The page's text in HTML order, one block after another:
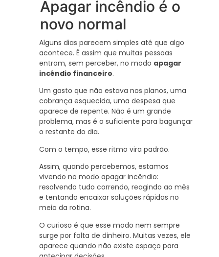
Apagar incêndio é o
novo normal
Alguns dias parecem simples até que algo
acontece. É assim que muitas pessoas
entram, sem perceber, no modo apagar
incêndio financeiro.
Um gasto que não estava nos planos, uma
cobrança esquecida, uma despesa que
aparece de repente. Não é um grande
problema, mas é o suficiente para bagunçar
o restante do dia.
Com o tempo, esse ritmo vira padrão.
Assim, quando percebemos, estamos
vivendo no modo apagar incêndio:
resolvendo tudo correndo, reagindo ao mês
e tentando encaixar soluções rápidas no
meio da rotina.
O curioso é que esse modo nem sempre
surge por falta de dinheiro. Muitas vezes, ele
aparece quando não existe espaço para